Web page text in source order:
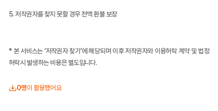
5. 저작권자를 찾지 못할 경우 전액 환불 보장
* 본 서비스는 ‘저작권자 찾기’에 해당되며 이후 저작권자와 이용허락 계약 및 법정
허락시 발생하는 비용은 별도입니다.
0명이 활용했어요